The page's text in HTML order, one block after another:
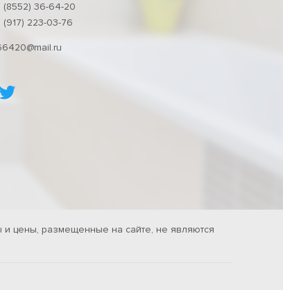
(8552) 36-64-20
(917) 223-03-76
и цены, размещенные на сайте, не являются